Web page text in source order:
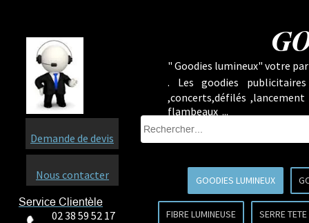
Service Clientèle
02 38 59 52 17
Demande de devis
Nous contacter
" Goodies lumineux" votre
. Les goodies
,concerts,défilés
flambeaux ...
GOODIES LUMINEUX
FIBRE LUMINEUSE SERRE TETE